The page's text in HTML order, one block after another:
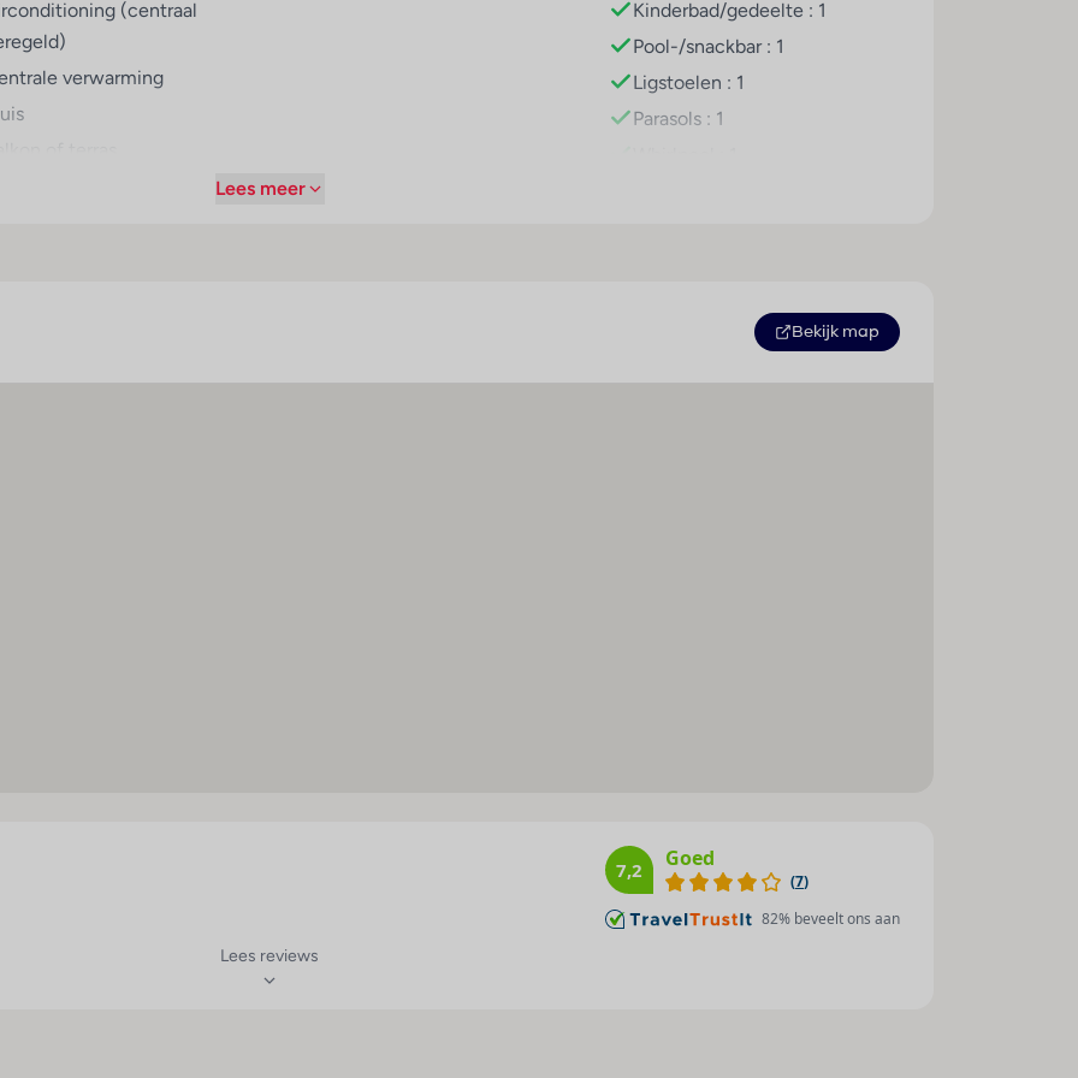
(centraal
verwarming
Kinderbad/gedeelte : 1
Pool-/snackbar : 1
Ligstoelen : 1
Parasols : 1
Lees meer
Bekijk map
7,2 Goed
(7)
82% beveelt ons aan
Lees reviews